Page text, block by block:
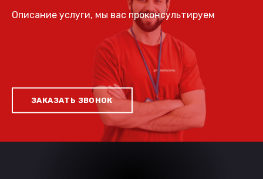
Описание услуги, мы вас проконсультируем
ЗАКАЗАТЬ ЗВОНОК